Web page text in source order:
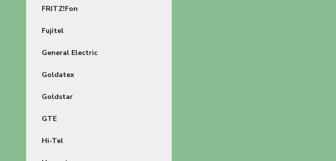
FRITZ!Fon
Fujitel
General Electric
Goldatex
Goldstar
GTE
Hi-Tel